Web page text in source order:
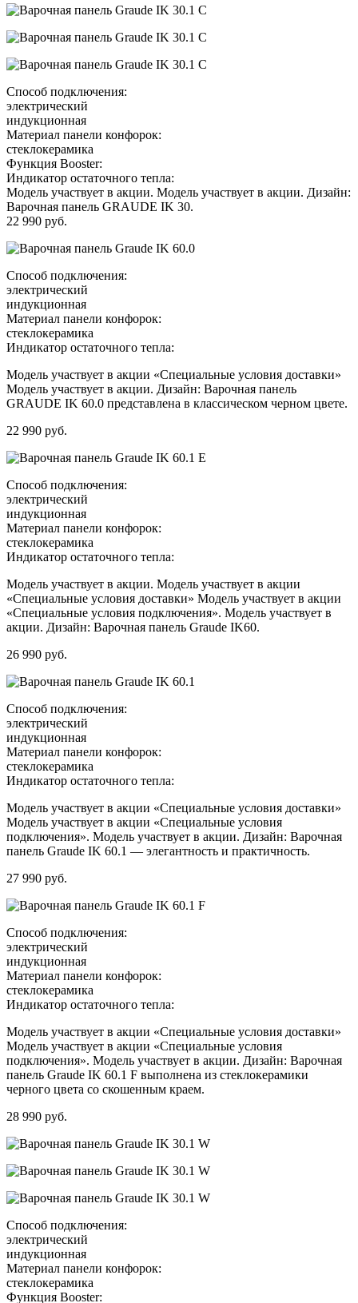
Способ подключения:
электрический
индукционная
Материал панели конфорок:
стеклокерамика
Функция Booster:
Индикатор остаточного тепла:
Модель участвует в акции. Модель участвует в акции. Дизайн:
Варочная панель GRAUDE IK 30.
22 990 руб.
Способ подключения:
электрический
индукционная
Материал панели конфорок:
стеклокерамика
Индикатор остаточного тепла:
Модель участвует в акции «Специальные условия доставки»
Модель участвует в акции. Дизайн: Варочная панель
GRAUDE IK 60.0 представлена в классическом черном цвете.
22 990 руб.
Способ подключения:
электрический
индукционная
Материал панели конфорок:
стеклокерамика
Индикатор остаточного тепла:
Модель участвует в акции. Модель участвует в акции
«Специальные условия доставки» Модель участвует в акции
«Специальные условия подключения». Модель участвует в
акции. Дизайн: Варочная панель Graude IK60.
26 990 руб.
Способ подключения:
электрический
индукционная
Материал панели конфорок:
стеклокерамика
Индикатор остаточного тепла:
Модель участвует в акции «Специальные условия доставки»
Модель участвует в акции «Специальные условия
подключения». Модель участвует в акции. Дизайн: Варочная
панель Graude IK 60.1 — элегантность и практичность.
27 990 руб.
Способ подключения:
электрический
индукционная
Материал панели конфорок:
стеклокерамика
Индикатор остаточного тепла:
Модель участвует в акции «Специальные условия доставки»
Модель участвует в акции «Специальные условия
подключения». Модель участвует в акции. Дизайн: Варочная
панель Graude IK 60.1 F выполнена из стеклокерамики
черного цвета со скошенным краем.
28 990 руб.
Способ подключения:
электрический
индукционная
Материал панели конфорок:
стеклокерамика
Функция Booster: